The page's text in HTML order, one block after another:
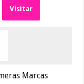
Visitar
Marcas